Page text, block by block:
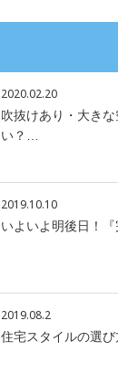
2020.02.20
吹抜けあり・大き
い？…
2019.10.10
いよいよ明後日！『
2019.08.2
住宅スタイルの選び